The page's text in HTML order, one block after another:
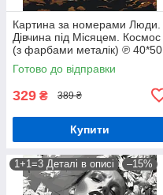
Картина за номерами Люди.
Дівчина під Місяцем. Космос
(з фарбами металік) ℗ 40*50
см Орігамі LW 3401
Готово до відправки
329 ₴ 389 ₴
Купити
1+1=3 Деталі в описі –15%